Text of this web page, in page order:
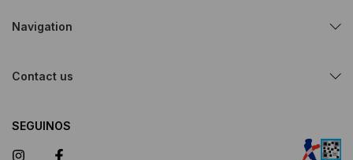
Navigation
Contact us
SEGUINOS